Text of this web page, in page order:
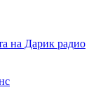
на Дарик радио